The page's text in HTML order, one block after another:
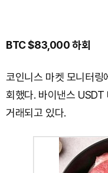
BTC $83,000 하회
코인니스 마켓 모니터
회했다. 바이낸스
거래되고 있다.